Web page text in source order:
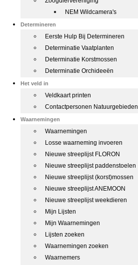
NEM Wildcamera's
Determineren
Eerste Hulp Bij Determineren
Determinatie Vaatplanten
Determinatie Korstmossen
Determinatie Orchideeën
Het veld in
Veldkaart printen
Contactpersonen Natuurgebieden
Waarnemingen
Waarnemingen
Losse waarneming invoeren
Nieuwe streeplijst FLORON
Nieuwe streeplijst paddenstoelen
Nieuwe streeplijst (korst)mossen
Nieuwe streeplijst ANEMOON
Nieuwe streeplijst weekdieren
Mijn Lijsten
Mijn Waarnemingen
Lijsten zoeken
Waarnemingen zoeken
Waarnemers